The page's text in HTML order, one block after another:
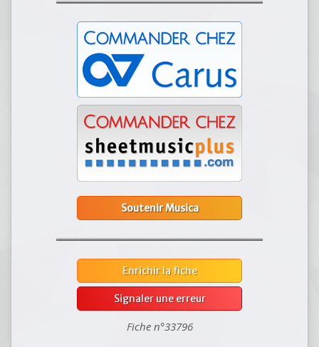
Soutenir Musica
Enrichir la fiche
Signaler une erreur
Fiche n°33796